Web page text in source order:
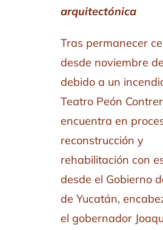
arquitectónica
Tras permanecer
desde noviembre
debido a un
Teatro Peón
encuentra en
reconstrucción y
rehabilitación con
desde el Gobierno
de Yucatán,
el gobernador